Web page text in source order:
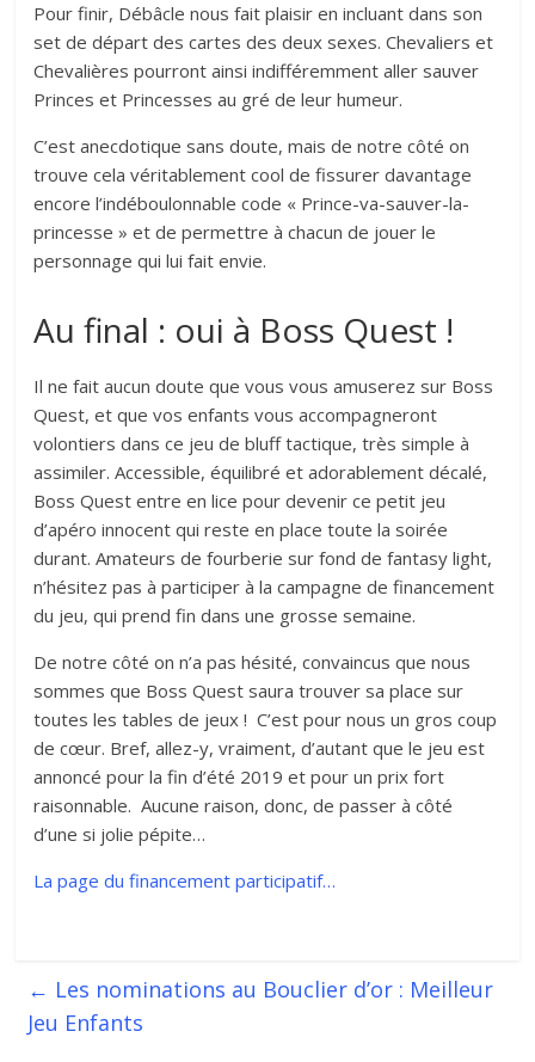
Pour finir, Débâcle nous fait plaisir en incluant dans son
set de départ des cartes des deux sexes. Chevaliers et
Chevalières pourront ainsi indifféremment aller sauver
Princes et Princesses au gré de leur humeur.
C’est anecdotique sans doute, mais de notre côté on
trouve cela véritablement cool de fissurer davantage
encore l’indéboulonnable code « Prince-va-sauver-la-
princesse » et de permettre à chacun de jouer le
personnage qui lui fait envie.
Au final : oui à Boss Quest !
Il ne fait aucun doute que vous vous amuserez sur Boss
Quest, et que vos enfants vous accompagneront
volontiers dans ce jeu de bluff tactique, très simple à
assimiler. Accessible, équilibré et adorablement décalé,
Boss Quest entre en lice pour devenir ce petit jeu
d’apéro innocent qui reste en place toute la soirée
durant. Amateurs de fourberie sur fond de fantasy light,
n’hésitez pas à participer à la campagne de financement
du jeu, qui prend fin dans une grosse semaine.
De notre côté on n’a pas hésité, convaincus que nous
sommes que Boss Quest saura trouver sa place sur
toutes les tables de jeux ! C’est pour nous un gros coup
de cœur. Bref, allez-y, vraiment, d’autant que le jeu est
annoncé pour la fin d’été 2019 et pour un prix fort
raisonnable. Aucune raison, donc, de passer à côté
d’une si jolie pépite…
La page du financement participatif…
← Les nominations au Bouclier d’or : Meilleur
Jeu Enfants